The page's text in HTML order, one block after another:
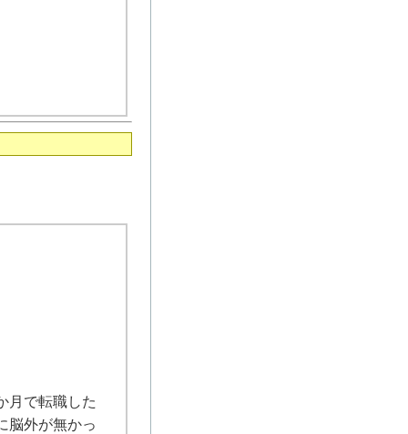
月で転職した
脳外が無かっ